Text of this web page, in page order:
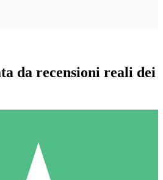
da recensioni reali dei